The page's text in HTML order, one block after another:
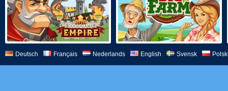
Deutsch Français Nederlands English Svensk